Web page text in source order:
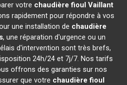
votre chaudière fioul Vaillant
rapidement pour répondre à vos
une installation de chaudière
, une réparation d'urgence ou un
d'intervention sont très brefs,
24h/24 et 7j/7. Nos tarifs
offrons des garanties sur nos
que votre chaudière fioul